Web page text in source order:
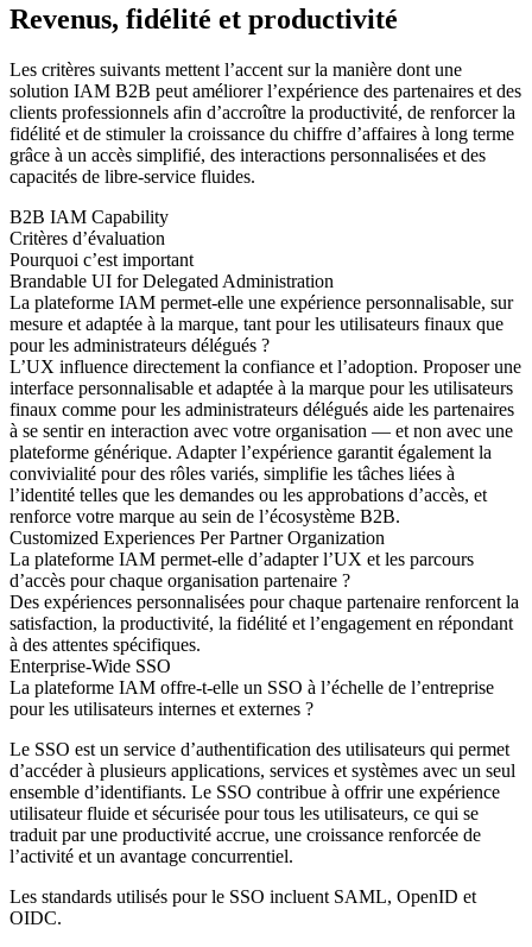
Revenus, fidélité et productivité
Les critères suivants mettent l’accent sur la manière dont une
solution IAM B2B peut améliorer l’expérience des partenaires et des
clients professionnels afin d’accroître la productivité, de renforcer la
fidélité et de stimuler la croissance du chiffre d’affaires à long terme
grâce à un accès simplifié, des interactions personnalisées et des
capacités de libre-service fluides.
B2B IAM Capability
Critères d’évaluation
Pourquoi c’est important
Brandable UI for Delegated Administration
La plateforme IAM permet-elle une expérience personnalisable, sur
mesure et adaptée à la marque, tant pour les utilisateurs finaux que
pour les administrateurs délégués ?
L’UX influence directement la confiance et l’adoption. Proposer une
interface personnalisable et adaptée à la marque pour les utilisateurs
finaux comme pour les administrateurs délégués aide les partenaires
à se sentir en interaction avec votre organisation — et non avec une
plateforme générique. Adapter l’expérience garantit également la
convivialité pour des rôles variés, simplifie les tâches liées à
l’identité telles que les demandes ou les approbations d’accès, et
renforce votre marque au sein de l’écosystème B2B.
Customized Experiences Per Partner Organization
La plateforme IAM permet-elle d’adapter l’UX et les parcours
d’accès pour chaque organisation partenaire ?
Des expériences personnalisées pour chaque partenaire renforcent la
satisfaction, la productivité, la fidélité et l’engagement en répondant
à des attentes spécifiques.
Enterprise-Wide SSO
La plateforme IAM offre-t-elle un SSO à l’échelle de l’entreprise
pour les utilisateurs internes et externes ?
Le SSO est un service d’authentification des utilisateurs qui permet
d’accéder à plusieurs applications, services et systèmes avec un seul
ensemble d’identifiants. Le SSO contribue à offrir une expérience
utilisateur fluide et sécurisée pour tous les utilisateurs, ce qui se
traduit par une productivité accrue, une croissance renforcée de
l’activité et un avantage concurrentiel.
Les standards utilisés pour le SSO incluent SAML, OpenID et
OIDC.